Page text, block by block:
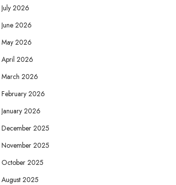
July 2026
June 2026
May 2026
April 2026
March 2026
February 2026
January 2026
December 2025
November 2025
October 2025
August 2025